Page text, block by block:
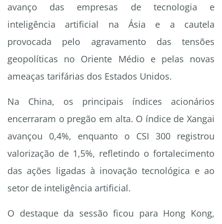
avanço das empresas de tecnologia e
inteligência artificial na Ásia e a cautela
provocada pelo agravamento das tensões
geopolíticas no Oriente Médio e pelas novas
ameaças tarifárias dos Estados Unidos.
Na China, os principais índices acionários
encerraram o pregão em alta. O índice de Xangai
avançou 0,4%, enquanto o CSI 300 registrou
valorização de 1,5%, refletindo o fortalecimento
das ações ligadas à inovação tecnológica e ao
setor de inteligência artificial.
O destaque da sessão ficou para Hong Kong,